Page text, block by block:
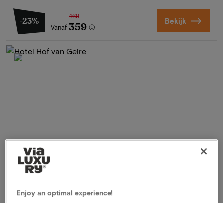
-23%
Vanaf
469
359 Bekijk
Enjoy an optimal experience!